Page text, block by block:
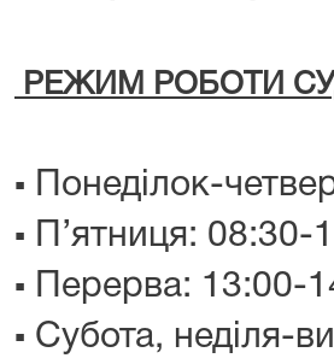
РЕЖИМ РОБОТИ
▪️ Понеділок-
▪️ П’ятниця: 08:30-
▪️ Перерва: 13:00-
▪️ Субота, неділя-